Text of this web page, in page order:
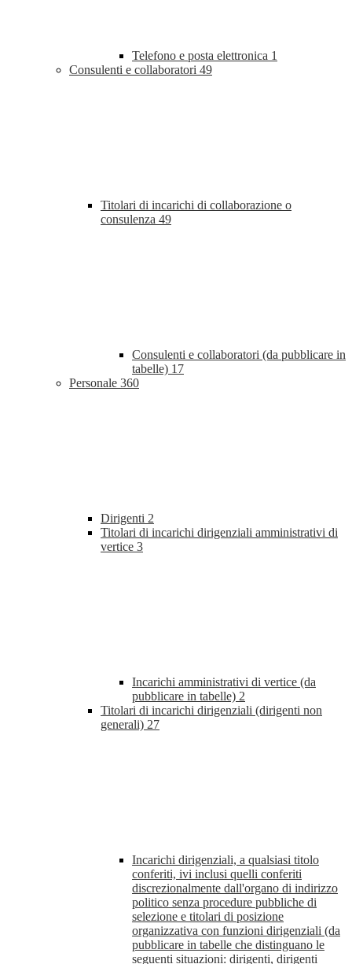
Telefono e posta elettronica 1
Consulenti e collaboratori 49
Titolari di incarichi di collaborazione o
consulenza 49
Consulenti e collaboratori (da pubblicare in
tabelle) 17
Personale 360
Dirigenti 2
Titolari di incarichi dirigenziali amministrativi di
vertice 3
Incarichi amministrativi di vertice (da
pubblicare in tabelle) 2
Titolari di incarichi dirigenziali (dirigenti non
generali) 27
Incarichi dirigenziali, a qualsiasi titolo
conferiti, ivi inclusi quelli conferiti
discrezionalmente dall'organo di indirizzo
politico senza procedure pubbliche di
selezione e titolari di posizione
organizzativa con funzioni dirigenziali (da
pubblicare in tabelle che distinguano le
seguenti situazioni: dirigenti, dirigenti